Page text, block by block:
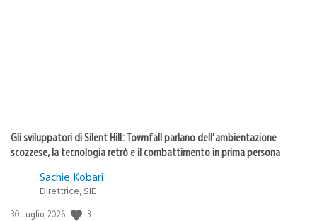
Gli sviluppatori di Silent Hill: Townfall parlano dell’ambientazione
scozzese, la tecnologia retrò e il combattimento in prima persona
Sachie Kobari
Direttrice, SIE
Data
30 Luglio, 2026 3